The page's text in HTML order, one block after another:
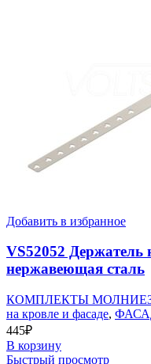
Добавить в избранное
VS52052 Держатель
нержавеющая сталь
КОМПЛЕКТЫ
на кровле и фасаде,
445₽
В корзину
Быстрый просмотр